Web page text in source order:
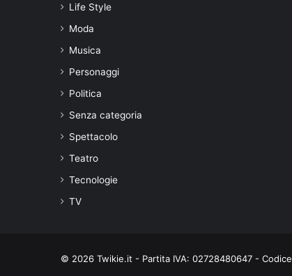
Life Style
Moda
Musica
Personaggi
Politica
Senza categoria
Spettacolo
Teatro
Tecnologie
TV
© 2026 Twikie.it - Partita IVA: 02728480647 -